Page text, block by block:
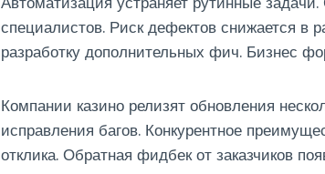
специалистов. Риск дефектов снижается в
разработку дополнительных фич. Бизнес
Компании казино релизят обновления
исправления багов. Конкурентное
отклика. Обратная фидбек от заказчиков